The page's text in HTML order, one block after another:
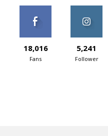
18,016
Fans
5,241
Follower